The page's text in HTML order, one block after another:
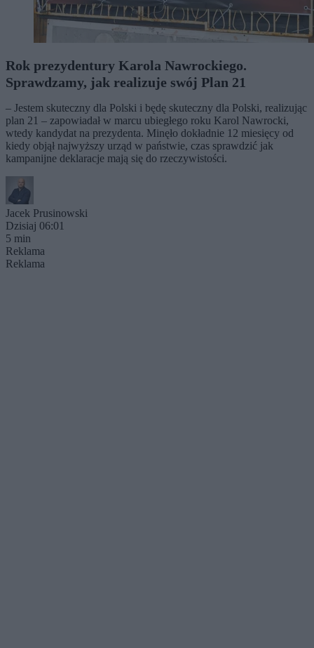
Rok prezydentury Karola Nawrockiego.
Sprawdzamy, jak realizuje swój Plan 21
– Jestem skuteczny dla Polski i będę skuteczny dla Polski, realizując
plan 21 – zapowiadał w marcu ubiegłego roku Karol Nawrocki,
wtedy kandydat na prezydenta. Minęło dokładnie 12 miesięcy od
kiedy objął najwyższy urząd w państwie, czas sprawdzić jak
kampanijne deklaracje mają się do rzeczywistości.
Jacek Prusinowski
Dzisiaj 06:01
5 min
Reklama
Reklama